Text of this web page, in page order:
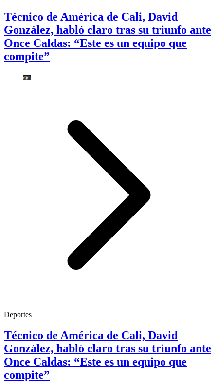
Técnico de América de Cali, David
González, habló claro tras su triunfo ante
Once Caldas: “Este es un equipo que
compite”
Deportes
Técnico de América de Cali, David
González, habló claro tras su triunfo ante
Once Caldas: “Este es un equipo que
compite”